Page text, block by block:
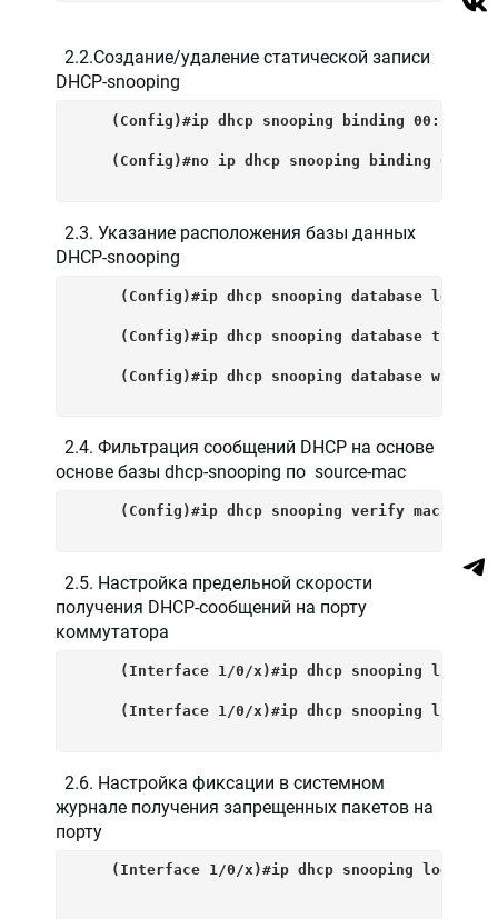
2.2.Создание/удаление статической записи
DHCP-snooping
(Config)#ip dhcp snooping binding
(Config)#no ip dhcp snooping binding
2.3. Указание расположения базы данных
DHCP-snooping
(Config)#ip dhcp snooping database local
(Config)#ip dhcp snooping database tftp://host/
(Config)#ip dhcp snooping database write-
2.4. Фильтрация сообщений DHCP на основе
основе базы dhcp-snooping по source-mac
(Config)#ip dhcp snooping verify mac-
2.5. Настройка предельной скорости
получения DHCP-сообщений на порту
коммутатора
(Interface 1/0/x)#ip dhcp snooping limit
(Interface 1/0/x)#ip dhcp snooping limit
2.6. Настройка фиксации в системном
журнале получения запрещенных пакетов на
порту
(Interface 1/0/x)#ip dhcp snooping log-